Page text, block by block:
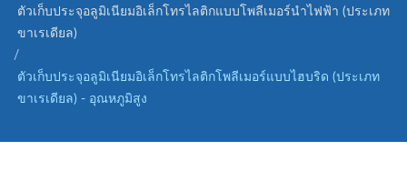
ตอบสนองต่อการแปลง DC-DC, ตัวควบคุมแรงดันไฟฟ้าและการใช้
งานการแยก.
ตัวเก็บประจุอลูมิเนียมอิเล็กโทรไลติกแบบโพลีเมอร์นำไฟฟ้า (ประเภท
ขาเรเดียล)
/
ตัวเก็บประจุอลูมิเนียมอิเล็กโทรไลติกโพลีเมอร์แบบไฮบริด (ประเภท
ขาเรเดียล) - อุณหภูมิสูง